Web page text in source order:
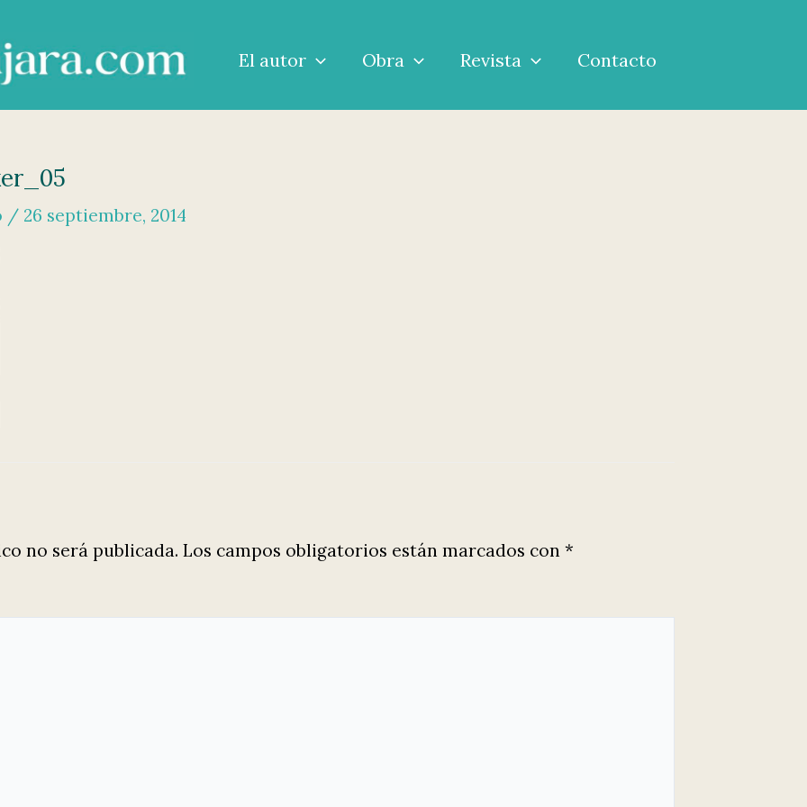
El autor Obra Revista Contacto
/ 26 septiembre, 2014
no será publicada. Los campos obligatorios están marcados con *